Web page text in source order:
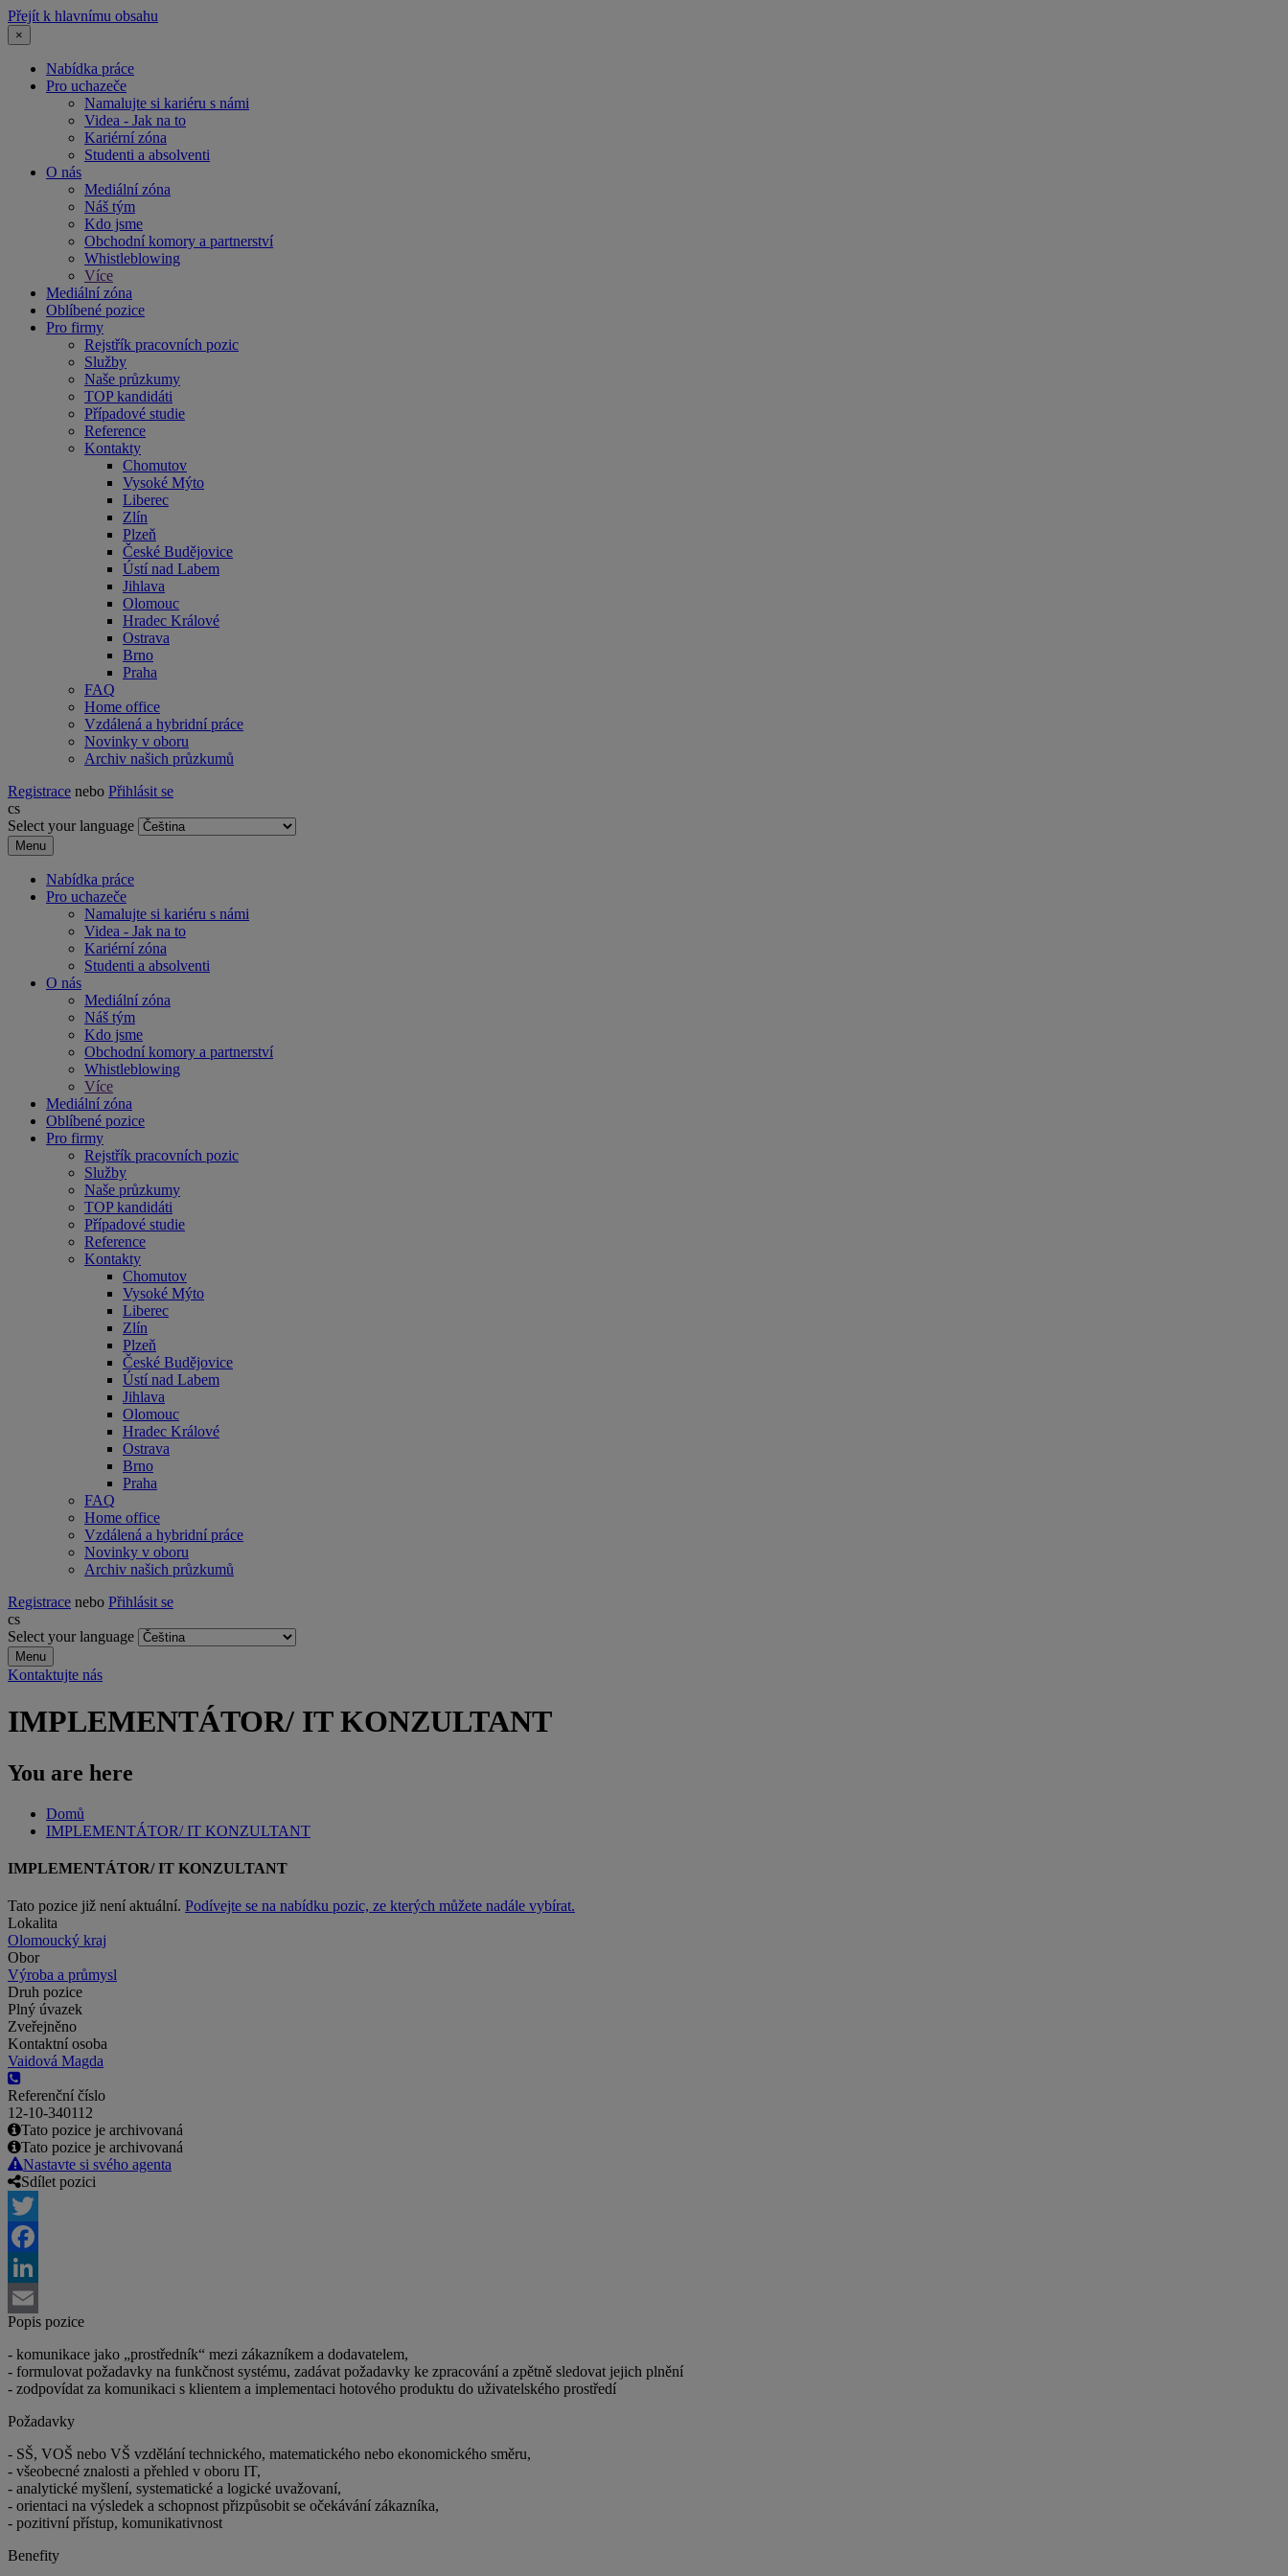
Přejít k hlavnímu obsahu
×
Nabídka práce
Pro uchazeče
Namalujte si kariéru s námi
Videa - Jak na to
Kariérní zóna
Studenti a absolventi
O nás
Mediální zóna
Náš tým
Kdo jsme
Obchodní komory a partnerství
Whistleblowing
Více
Mediální zóna
Oblíbené pozice
Pro firmy
Rejstřík pracovních pozic
Služby
Naše průzkumy
TOP kandidáti
Případové studie
Reference
Kontakty
Chomutov
Vysoké Mýto
Liberec
Zlín
Plzeň
České Budějovice
Ústí nad Labem
Jihlava
Olomouc
Hradec Králové
Ostrava
Brno
Praha
FAQ
Home office
Vzdálená a hybridní práce
Novinky v oboru
Archiv našich průzkumů
Registrace nebo Přihlásit se
cs
Select your language
Menu
Nabídka práce
Pro uchazeče
Namalujte si kariéru s námi
Videa - Jak na to
Kariérní zóna
Studenti a absolventi
O nás
Mediální zóna
Náš tým
Kdo jsme
Obchodní komory a partnerství
Whistleblowing
Více
Mediální zóna
Oblíbené pozice
Pro firmy
Rejstřík pracovních pozic
Služby
Naše průzkumy
TOP kandidáti
Případové studie
Reference
Kontakty
Chomutov
Vysoké Mýto
Liberec
Zlín
Plzeň
České Budějovice
Ústí nad Labem
Jihlava
Olomouc
Hradec Králové
Ostrava
Brno
Praha
FAQ
Home office
Vzdálená a hybridní práce
Novinky v oboru
Archiv našich průzkumů
Registrace nebo Přihlásit se
cs
Select your language
Menu
Kontaktujte nás
IMPLEMENTÁTOR/ IT KONZULTANT
You are here
Domů
IMPLEMENTÁTOR/ IT KONZULTANT
IMPLEMENTÁTOR/ IT KONZULTANT
Tato pozice již není aktuální. Podívejte se na nabídku pozic, ze kterých můžete nadále vybírat.
Lokalita
Olomoucký kraj
Obor
Výroba a průmysl
Druh pozice
Plný úvazek
Zveřejněno
Kontaktní osoba
Vaidová Magda
Referenční číslo
12-10-340112
Tato pozice je archivovaná
Tato pozice je archivovaná
Nastavte si svého agenta
Sdílet pozici
Twitter
Facebook
LinkedIn
Email
Popis pozice
- komunikace jako „prostředník“ mezi zákazníkem a dodavatelem,
- formulovat požadavky na funkčnost systému, zadávat požadavky ke zpracování a zpětně sledovat jejich plnění
- zodpovídat za komunikaci s klientem a implementaci hotového produktu do uživatelského prostředí
Požadavky
- SŠ, VOŠ nebo VŠ vzdělání technického, matematického nebo ekonomického směru,
- všeobecné znalosti a přehled v oboru IT,
- analytické myšlení, systematické a logické uvažovaní,
- orientaci na výsledek a schopnost přizpůsobit se očekávání zákazníka,
- pozitivní přístup, komunikativnost
Benefity